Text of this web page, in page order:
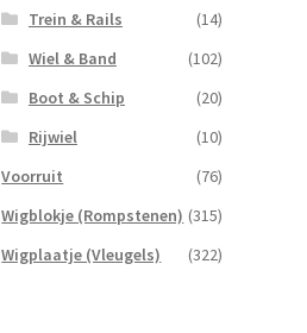
Trein & Rails
(14)
Wiel & Band
(102)
Boot & Schip
(20)
Rijwiel
(10)
Voorruit
(76)
Wigblokje (Rompstenen) (315)
Wigplaatje (Vleugels)
(322)